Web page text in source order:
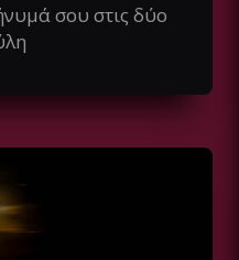
σου στις δύο